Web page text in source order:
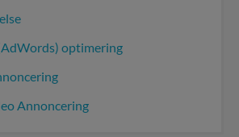
optimering
Annoncering